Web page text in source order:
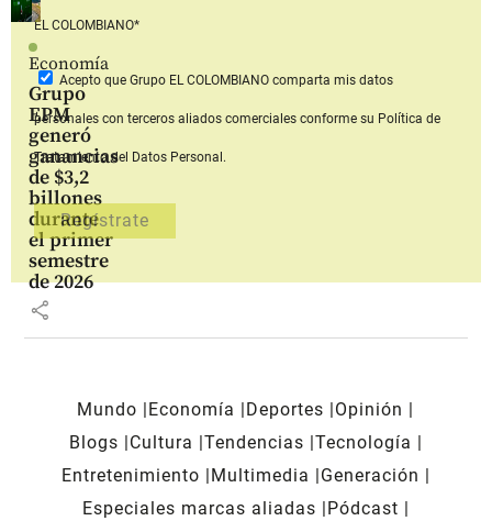
Economía
Grupo
EPM
generó
ganancias
de $3,2
billones
durante
el primer
semestre
de 2026
share
EL COLOMBIANO*
Acepto que Grupo EL COLOMBIANOcomparta mis datos
personales con terceros aliados comerciales conforme su Política de
Tratamiento del Datos Personal.
Mundo Economía Deportes
Opinión
Blogs
Cultura Tendencias Tecnología
Entretenimiento
Multimedia
Generación
Especiales marcas aliadas
Pódcast